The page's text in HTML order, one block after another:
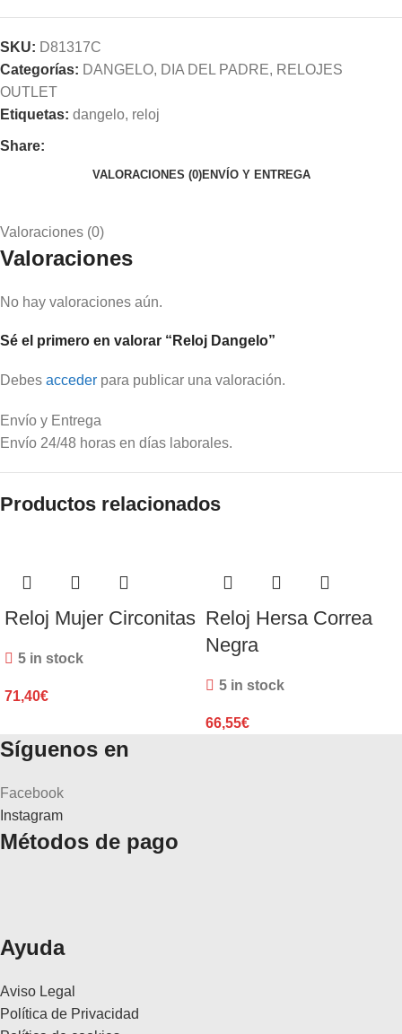
SKU: D81317C
Categorías: DANGELO, DIA DEL PADRE, RELOJES
OUTLET
Etiquetas: dangelo, reloj
Share:
VALORACIONES (0)ENVÍO Y ENTREGA
Valoraciones (0)
Valoraciones
No hay valoraciones aún.
Sé el primero en valorar “Reloj Dangelo”
Debes acceder para publicar una valoración.
Envío y Entrega
Envío 24/48 horas en días laborales.
Productos relacionados
Reloj Mujer Circonitas
5 in stock
71,40€
Reloj Hersa Correa
Negra
5 in stock
66,55€
Síguenos en
Facebook
Instagram
Métodos de pago
Ayuda
Aviso Legal
Política de Privacidad